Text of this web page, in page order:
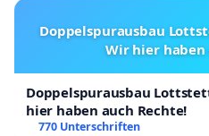
Doppelspurausbau
Wir hier haben
Doppelspurausbau
hier haben auch Rechte!
770 Unterschriften